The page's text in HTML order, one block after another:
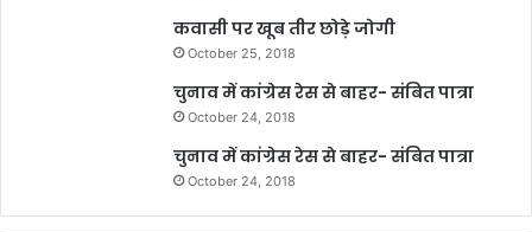
कवासी पर खूब तीर छोड़े जोगी
October 25, 2018
चुनाव में कांग्रेस रेस से बाहर- संबित पात्रा
October 24, 2018
चुनाव में कांग्रेस रेस से बाहर- संबित पात्रा
October 24, 2018